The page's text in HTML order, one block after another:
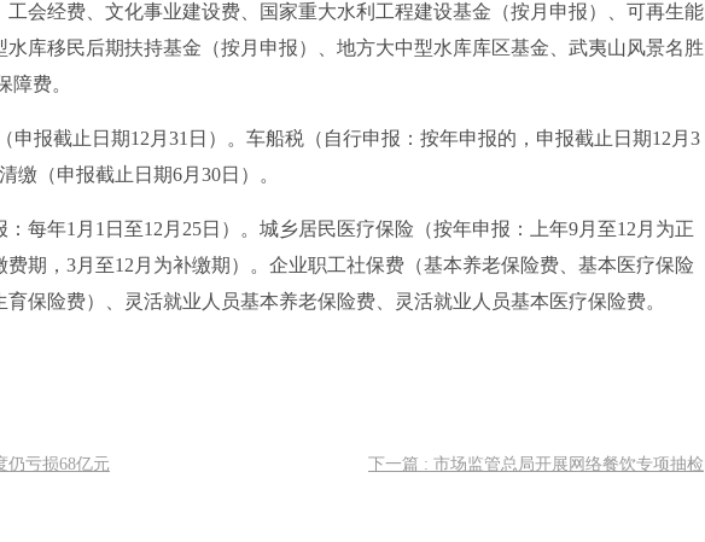
会经费、文化事业建设费、国家重大水利工程建设基金（按月申报）、可再生能
库移民后期扶持基金（按月申报）、地方大中型水库库区基金、武夷山风景名胜
障费。
申报截止日期12月31日）。车船税（自行申报：按年申报的，申报截止日期12月3
缴（申报截止日期6月30日）。
每年1月1日至12月25日）。城乡居民医疗保险（按年申报：上年9月至12月为正
期，3月至12月为补缴期）。企业职工社保费（基本养老保险费、基本医疗保险
保险费）、灵活就业人员基本养老保险费、灵活就业人员基本医疗保险费。
仍亏损68亿元 下一篇 : 市场监管总局开展网络餐饮专项抽检